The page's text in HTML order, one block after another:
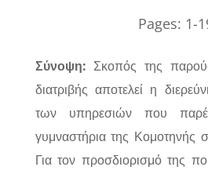
Pages: 1-
Σύνοψη:Σκοπός της
διατριβής αποτελεί η
των υπηρεσιών που
γυμναστήρια της Κομοτηνής
Για τον προσδιορισμό της